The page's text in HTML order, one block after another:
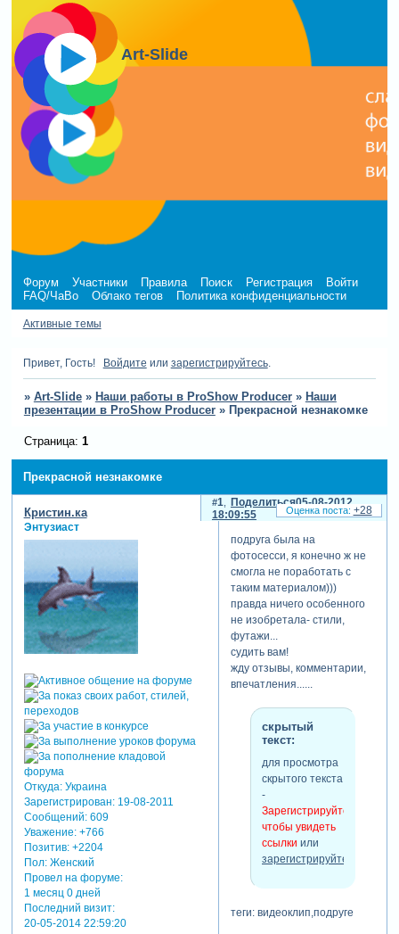
Art-Slide
Форум Участники Правила Поиск Регистрация
Войти
FAQ/ЧаВо
Облако тегов Политика конфиденциальности
Активные темы
Привет, Гость! Войдите или зарегистрируйтесь.
» Art-Slide » Наши работы в ProShow Producer » Наши
презентации в ProShow Producer » Прекрасной незнакомке
Прекрасной незнакомке
Страница: 1
Поделиться
1
05-08-2012
18:09:55
Кристин.ка
Энтузиаст
Откуда:Украина
Зарегистрирован: 19-08-2011
Сообщений:609
Уважение: +766
Позитив: +2204
Пол:Женский
Провел на форуме:
1 месяц 0 дней
Последний визит:
20-05-2014 22:59:20
подруга была на
фотосесси, я конечно ж не
смогла не поработать с
таким материалом)))
правда ничего особенного
не изобретала- стили,
футажи...
судить вам!
жду отзывы, комментарии,
впечатления......
скрытый
текст:
для просмотра
скрытого текста
-
Зарегистрируйтесь,
чтобы увидеть
ссылки или
зарегистрируйтесь
теги: видеоклип,подруге
+28